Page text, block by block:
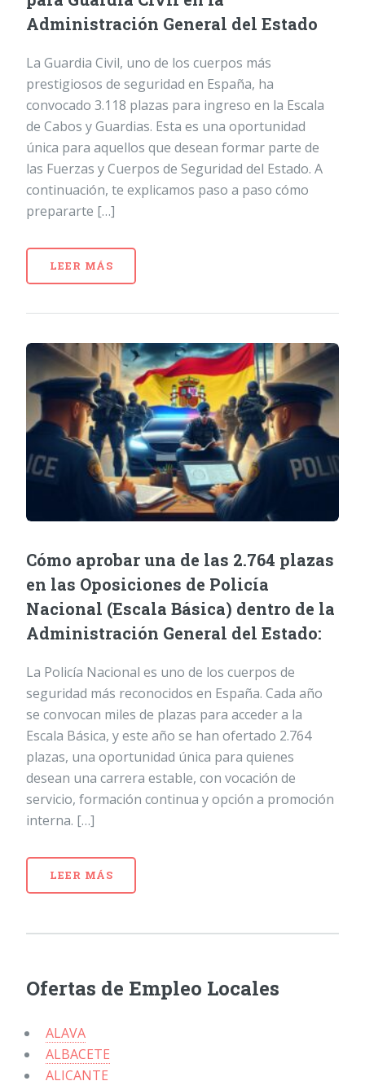
Administración General del Estado
La Guardia Civil, uno de los cuerpos más
prestigiosos de seguridad en España, ha
convocado 3.118 plazas para ingreso en la Escala
de Cabos y Guardias. Esta es una oportunidad
única para aquellos que desean formar parte de
las Fuerzas y Cuerpos de Seguridad del Estado. A
continuación, te explicamos paso a paso cómo
prepararte […]
LEER MÁS
Cómo aprobar una de las 2.764 plazas
en las Oposiciones de Policía
Nacional (Escala Básica) dentro de la
Administración General del Estado:
La Policía Nacional es uno de los cuerpos de
seguridad más reconocidos en España. Cada año
se convocan miles de plazas para acceder a la
Escala Básica, y este año se han ofertado 2.764
plazas, una oportunidad única para quienes
desean una carrera estable, con vocación de
servicio, formación continua y opción a promoción
interna. […]
LEER MÁS
Ofertas de Empleo Locales
ALAVA
ALBACETE
ALICANTE